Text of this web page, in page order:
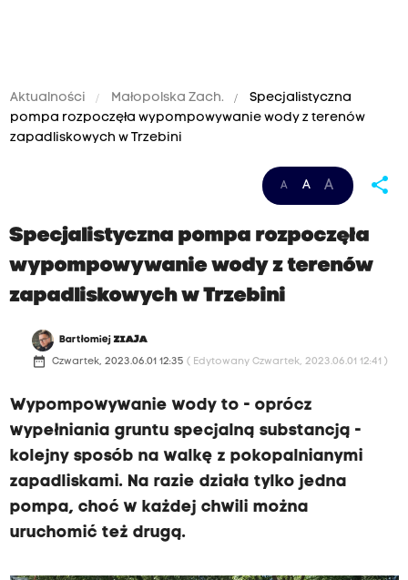
Aktualności Małopolska Zach.
Specjalistyczna
pompa rozpoczęła wypompowywanie wody z terenów
zapadliskowych w Trzebini
A A A share
Specjalistyczna pompa rozpoczęła
wypompowywanie wody z terenów
zapadliskowych w Trzebini
BartłomiejZIAJA
date_range Czwartek, 2023.06.01 12:35 ( Edytowany Czwartek, 2023.06.01 12:41 )
Wypompowywanie wody to - oprócz
wypełniania gruntu specjalną substancją -
kolejny sposób na walkę z pokopalnianymi
zapadliskami. Na razie działa tylko jedna
pompa, choć w każdej chwili można
uruchomić też drugą.